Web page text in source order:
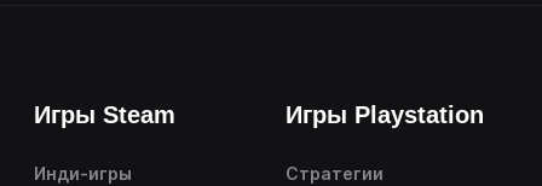
Игры Steam
Инди-игры
Игры Playstation
Стратегии